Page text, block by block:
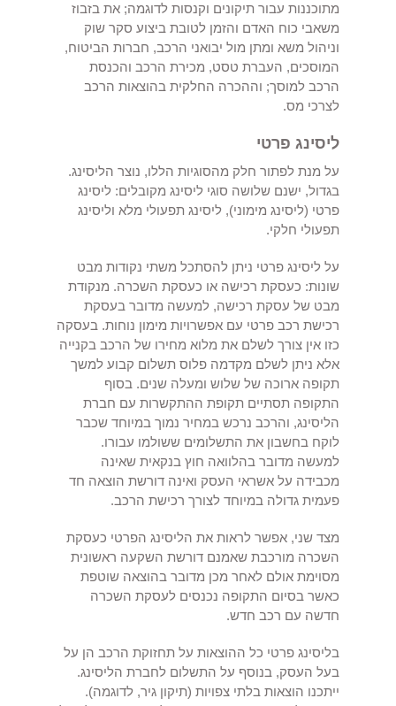
מתוכננות עבור תיקונים וקנסות לדוגמה; את בזבוז
משאבי כוח האדם והזמן לטובת ביצוע סקר שוק
וניהול משא ומתן מול יבואני הרכב, חברות הביטוח,
המוסכים, העברת טסט, מכירת הרכב והכנסת
הרכב למוסך; וההכרה החלקית בהוצאות הרכב
לצרכי מס.
ליסינג פרטי
על מנת לפתור חלק מהסוגיות הללו, נוצר הליסינג.
בגדול, ישנם שלושה סוגי ליסינג מקובלים: ליסינג
פרטי (ליסינג מימוני), ליסינג תפעולי מלא וליסינג
תפעולי חלקי.
על ליסינג פרטי ניתן להסתכל משתי נקודות מבט
שונות: כעסקת רכישה או כעסקת השכרה. מנקודת
מבט של עסקת רכישה, למעשה מדובר בעסקת
רכישת רכב פרטי עם אפשרויות מימון נוחות. בעסקה
כזו אין צורך לשלם את מלוא מחירו של הרכב בקנייה
אלא ניתן לשלם מקדמה פלוס תשלום קבוע למשך
תקופה ארוכה של שלוש ומעלה שנים. בסוף
התקופה תסתיים תקופת ההתקשרות עם חברת
הליסינג, והרכב נרכש במחיר נמוך במיוחד שכבר
לוקח בחשבון את התשלומים ששולמו עבורו.
למעשה מדובר בהלוואה חוץ בנקאית שאינה
מכבידה על אשראי העסק ואינה דורשת הוצאה חד
פעמית גדולה במיוחד לצורך רכישת הרכב.
מצד שני, אפשר לראות את הליסינג הפרטי כעסקת
השכרה מורכבת שאמנם דורשת השקעה ראשונית
מסוימת אולם לאחר מכן מדובר בהוצאה שוטפת
כאשר בסיום התקופה נכנסים לעסקת השכרה
חדשה עם רכב חדש.
בליסינג פרטי כל ההוצאות על תחזוקת הרכב הן על
בעל העסק, בנוסף על התשלום לחברת הליסינג.
ייתכנו הוצאות בלתי צפויות (תיקון גיר, לדוגמה).